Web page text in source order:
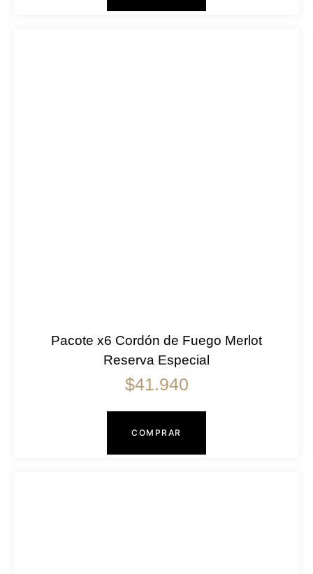
Pacote x6 Cordón de Fuego Merlot
Reserva Especial
$41.940
COMPRAR